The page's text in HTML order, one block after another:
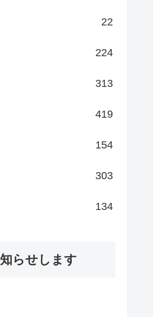
22
224
313
419
154
303
134
らせします